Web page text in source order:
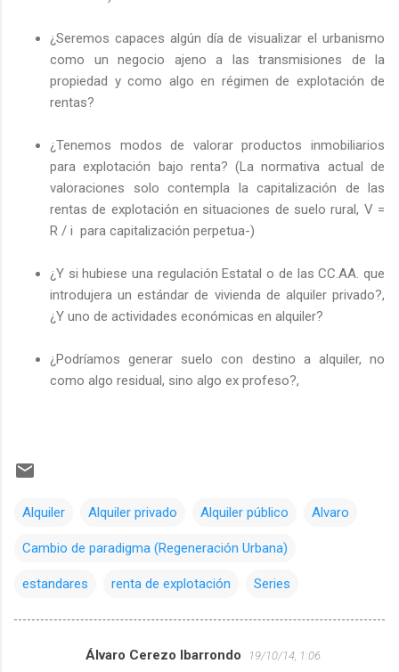
¿Seremos capaces algún día de visualizar el urbanismo
como un negocio ajeno a las transmisiones de la
propiedad y como algo en régimen de explotación de
rentas?
¿Tenemos modos de valorar productos inmobiliarios
para explotación bajo renta? (La normativa actual de
valoraciones solo contempla la capitalización de las
rentas de explotación en situaciones de suelo rural, V =
R / i para capitalización perpetua-)
¿Y si hubiese una regulación Estatal o de las CC.AA. que
introdujera un estándar de vivienda de alquiler privado?,
¿Y uno de actividades económicas en alquiler?
¿Podríamos generar suelo con destino a alquiler, no
como algo residual, sino algo ex profeso?,
Alquiler Alquiler privado Alquiler público Alvaro
Cambio de paradigma (Regeneración Urbana)
estandares renta de explotación Series
Álvaro Cerezo Ibarrondo 19/10/14, 1:06